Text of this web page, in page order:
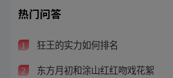
热门问答
1 狂王的实力如何排名
2 东方月初和涂山红红吻戏花絮